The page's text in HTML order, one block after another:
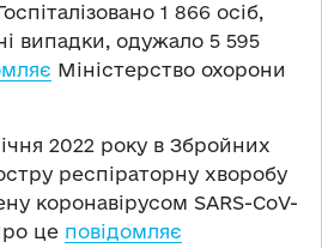
1 866 осіб,
випадки, одужало 5 595
Міністерство охорони
2022 року в Збройних
респіраторну хворобу
коронавірусом SARS-CoV-
це повідомляє